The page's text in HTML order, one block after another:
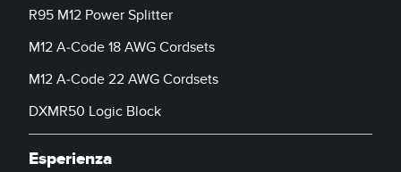
R95 M12 Power Splitter
M12 A-Code 18 AWG Cordsets
M12 A-Code 22 AWG Cordsets
DXMR50 Logic Block
Esperienza